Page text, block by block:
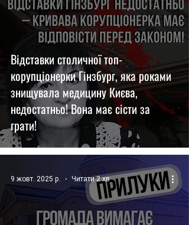
Відставки столичної топ-
корупціонерки Гінзбург, яка роками
знищувала медицину Києва,
недостатньо! Вона має сісти за
грати!
9 жовт. 2025 р. Читати 2 хв